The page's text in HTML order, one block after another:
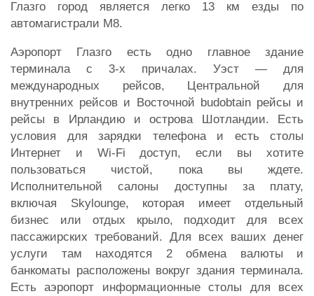
Глазго город является легко 13 км езды по
автомагистрали M8.
Аэропорт Глазго есть одно главное здание
терминала с 3-х причалах. Уэст — для
международных рейсов, Центральной для
внутренних рейсов и Восточной budobtain рейсы и
рейсы в Ирландию и острова Шотландии. Есть
условия для зарядки телефона и есть столы
Интернет и Wi-Fi доступ, если вы хотите
пользоваться чистой, пока вы ждете.
Исполнительной салоны доступны за плату,
включая Skylounge, которая имеет отдельный
бизнес или отдых крыло, подходит для всех
пассажирских требований. Для всех ваших денег
услуги там находятся 2 обмена валюты и
банкоматы расположены вокруг здания терминала.
Есть аэропорт информационные столы для всех